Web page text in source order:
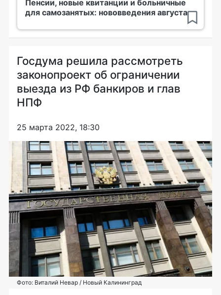
Пенсии, новые квитанции и больничные
для самозанятых: нововведения августа
Госдума решила рассмотреть
законопроект об ограничении
выезда из РФ банкиров и глав
НПФ
25 марта 2022, 18:30
Фото: Виталий Невар / Новый Калининград